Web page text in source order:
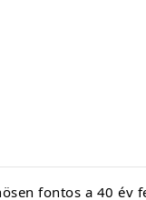
fontos a 40 év